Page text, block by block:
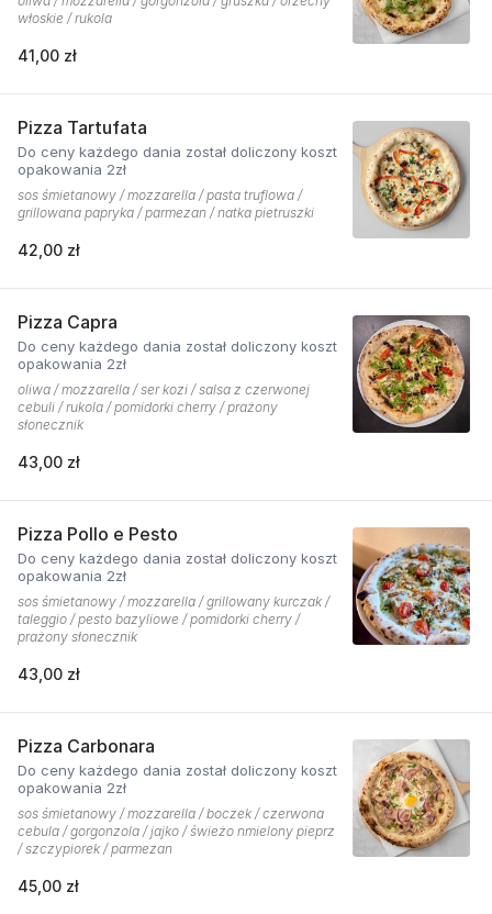
włoskie / rukola
41,00 zł
Pizza Tartufata
Do ceny każdego dania został doliczony koszt
opakowania 2zł
sos śmietanowy / mozzarella / pasta truflowa /
grillowana papryka / parmezan / natka pietruszki
42,00 zł
Pizza Capra
Do ceny każdego dania został doliczony koszt
opakowania 2zł
oliwa / mozzarella / ser kozi / salsa z czerwonej
cebuli / rukola / pomidorki cherry / prażony
słonecznik
43,00 zł
Pizza Pollo e Pesto
Do ceny każdego dania został doliczony koszt
opakowania 2zł
sos śmietanowy / mozzarella / grillowany kurczak /
taleggio / pesto bazyliowe / pomidorki cherry /
prażony słonecznik
43,00 zł
Pizza Carbonara
Do ceny każdego dania został doliczony koszt
opakowania 2zł
sos śmietanowy / mozzarella / boczek / czerwona
cebula / gorgonzola / jajko / świeżo nmielony pieprz
/ szczypiorek / parmezan
45,00 zł